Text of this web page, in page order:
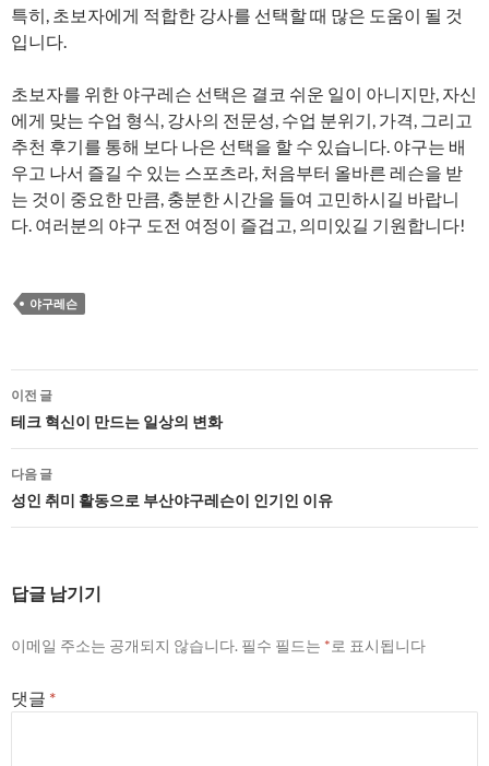
특히, 초보자에게 적합한 강사를 선택할 때 많은 도움이 될 것
입니다.
초보자를 위한 야구레슨 선택은 결코 쉬운 일이 아니지만, 자신
에게 맞는 수업 형식, 강사의 전문성, 수업 분위기, 가격, 그리고
추천 후기를 통해 보다 나은 선택을 할 수 있습니다. 야구는 배
우고 나서 즐길 수 있는 스포츠라, 처음부터 올바른 레슨을 받
는 것이 중요한 만큼, 충분한 시간을 들여 고민하시길 바랍니
다. 여러분의 야구 도전 여정이 즐겁고, 의미있길 기원합니다!
야구레슨
글
네
비
게
이
션
이전 글
테크 혁신이 만드는 일상의 변화
다음 글
성인 취미 활동으로 부산야구레슨이 인기인 이유
답글 남기기
이메일 주소는 공개되지 않습니다. 필수 필드는 *로 표시됩니다
댓글 *